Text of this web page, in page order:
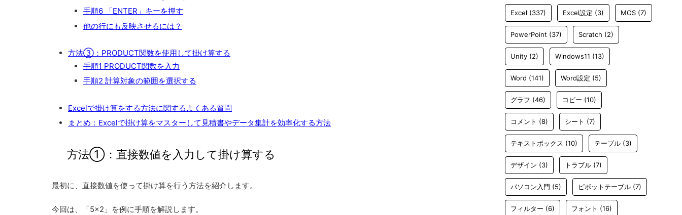
手順6 「ENTER」キーを押す
他の行にも反映させるには？
方法③：PRODUCT関数を使用して掛け算する
手順1 PRODUCT関数を入力
手順2 計算対象の範囲を選択する
Excelで掛け算をする方法に関するよくある質問
まとめ：Excelで掛け算をマスターして見積書やデータ集計を効率化する方法
方法①：直接数値を入力して掛け算する
最初に、 直接数値を使って掛け算を行う方法を紹介します。
今回は、「5×2」を例に手順を解説します。
Excel (337) Excel設定 (3) MOS (7)
PowerPoint (37) Scratch (2)
Unity (2) Windows11 (13)
Word (141) Word設定 (5)
グラフ (46) コピー (10)
コメント (8) シート (7)
テキストボックス (10) テーブル (3)
デザイン (3) トラブル (7)
パソコン入門 (5) ピボットテーブル (7)
フィルター (6) フォント (16)